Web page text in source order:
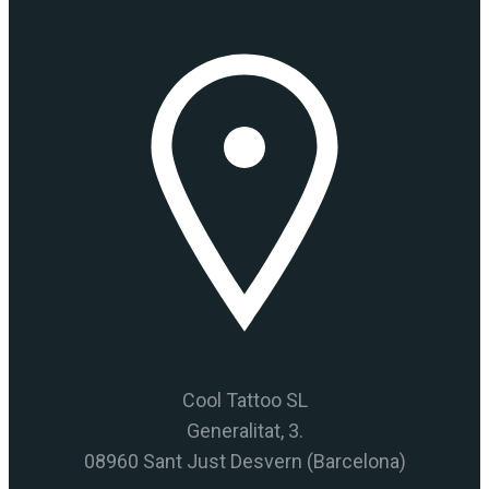
Cool Tattoo SL
Generalitat, 3.
08960 Sant Just Desvern (Barcelona)